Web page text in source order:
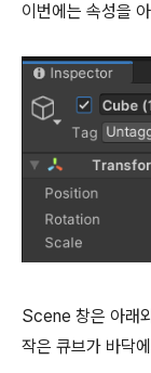
이번에는 속성을
Scene 창은 아래
작은 큐브가 바닥